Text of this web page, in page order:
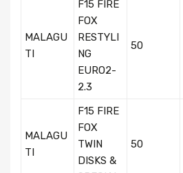
MALAGU
TI
F15 FIRE
FOX
RESTYLI
NG
EURO2-
2.3
50
MALAGU
TI
F15 FIRE
FOX
TWIN
DISKS &
50